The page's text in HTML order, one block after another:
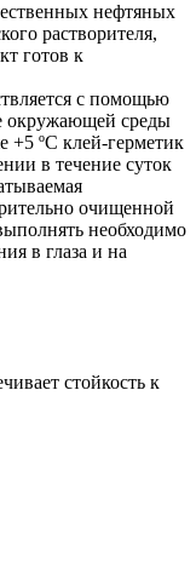
нефтяных
растворителя,
готов к
с помощью
окружающей среды
+5 ºС клей-герметик
в течение суток
очищенной
необходимо
в глаза и на
стойкость к